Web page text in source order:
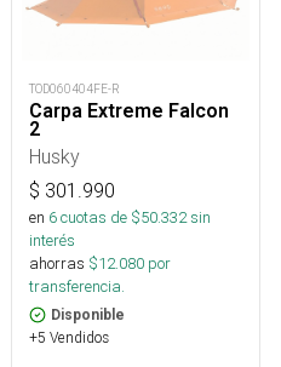
TOD060404FE-R
Carpa Extreme Falcon
2
Husky
$ 301.990
en 6cuotas de $50.332sin
interés
ahorras $12.080 por
transferencia.
Disponible
+5 Vendidos